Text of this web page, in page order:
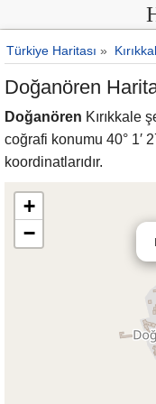
Türkiye Haritası »
Doğanören
Doğanören Kırıkkale
coğrafi konumu 40° 1′
koordinatlarıdır.
+
−